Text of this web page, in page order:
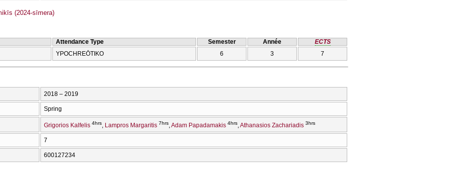
(2024-sīmera)
Attendance Type Semester Année
ECTS
YPOCΗREŌTIKO 6 3 7
2018 – 2019
Spring
Grigorios Kalfelis 4hrs Lampros Margaritis 7hrs Adam Papadamakis 4hrs Athanasios Zachariadis 3hrs
7
600127234